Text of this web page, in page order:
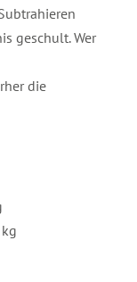
geschult. Wer
die